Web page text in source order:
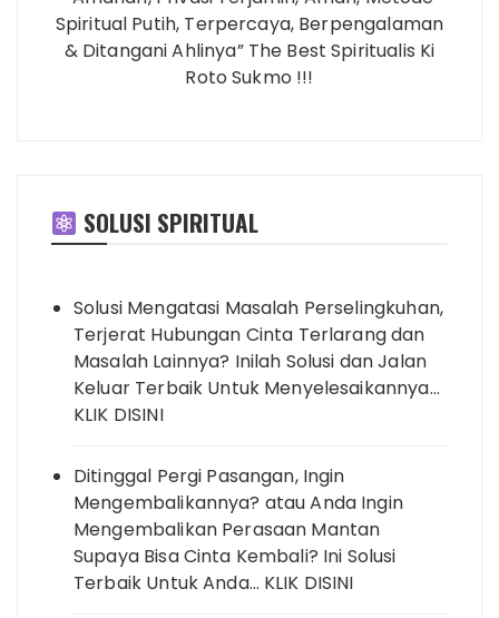
Spiritual Putih, Terpercaya, Berpengalaman
& Ditangani Ahlinya” The Best Spiritualis Ki
Roto Sukmo !!!
SOLUSI SPIRITUAL
Solusi Mengatasi Masalah Perselingkuhan,
Terjerat Hubungan Cinta Terlarang dan
Masalah Lainnya? Inilah Solusi dan Jalan
Keluar Terbaik Untuk Menyelesaikannya…
KLIK DISINI
Ditinggal Pergi Pasangan, Ingin
Mengembalikannya? atau Anda Ingin
Mengembalikan Perasaan Mantan
Supaya Bisa Cinta Kembali? Ini Solusi
Terbaik Untuk Anda… KLIK DISINI